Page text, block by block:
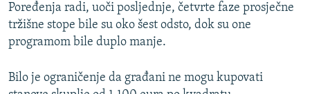
Poređenja radi, uoči posljednje, četvrte faze prosječne
tržišne stope bile su oko šest odsto, dok su one
programom bile duplo manje.
Bilo je ograničenje da građani ne mogu kupovati